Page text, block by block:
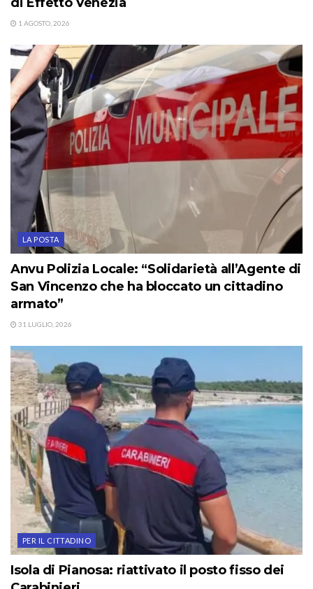
1 AGOSTO, 2026
LA POSTA
Anvu Polizia Locale: “Solidarietà all’Agente di
San Vincenzo che ha bloccato un cittadino
armato”
31 LUGLIO, 2026
PER IL CITTADINO
Isola di Pianosa: riattivato il posto fisso dei